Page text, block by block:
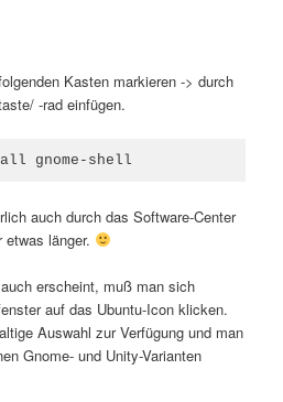
Kasten markieren -> durch
-rad einfügen.
gnome-shell
auch durch das Software-Center
länger.
erscheint, muß man sich
auf das Ubuntu-Icon klicken.
Auswahl zur Verfügung und man
Gnome- und Unity-Varianten